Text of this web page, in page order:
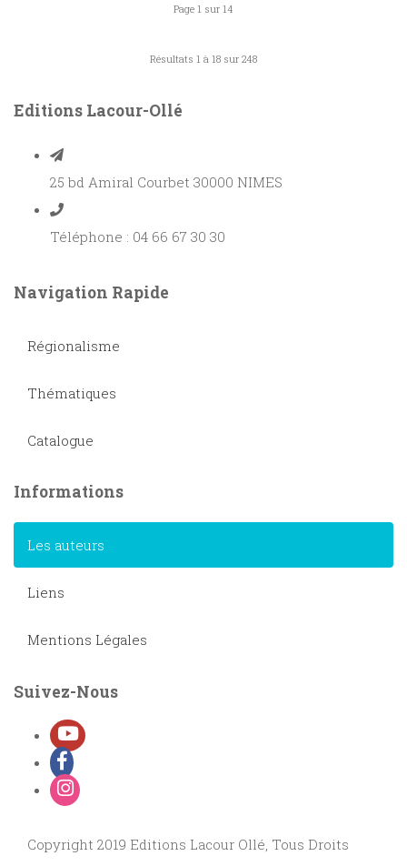
Page 1 sur 14
Résultats 1 à 18 sur 248
Editions Lacour-Ollé
25 bd Amiral Courbet 30000 NIMES
Téléphone : 04 66 67 30 30
Navigation Rapide
Régionalisme
Thématiques
Catalogue
Informations
Les auteurs
Liens
Mentions Légales
Suivez-Nous
Copyright 2019 Editions Lacour Ollé, Tous Droits